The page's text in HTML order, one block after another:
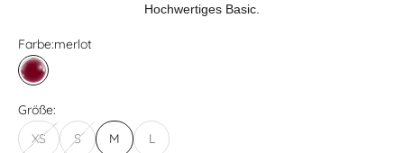
Hochwertiges Basic.
Farbe:merlot
merlot
Größe:
XS
S M L